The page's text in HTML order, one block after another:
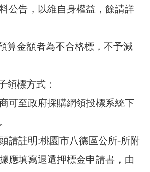
公告，以維自身權益，餘請詳
算金額者為不合格標，不予減
領標方式：
可至政府採購網領投標系統下
請註明:桃園市八德區公所-所附
應填寫退還押標金申請書，由